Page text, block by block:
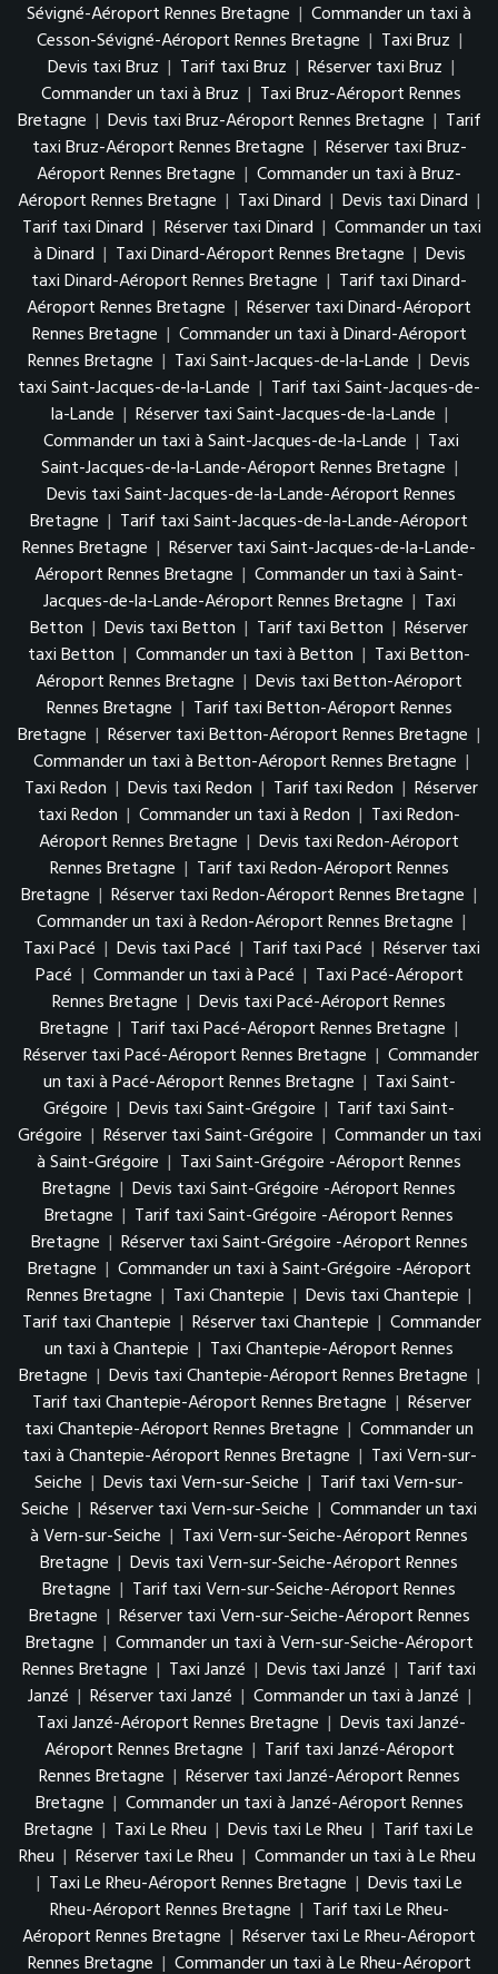
Sévigné-Aéroport Rennes Bretagne | Commander un taxi à
Cesson-Sévigné-Aéroport Rennes Bretagne | Taxi Bruz |
Devis taxi Bruz | Tarif taxi Bruz | Réserver taxi Bruz |
Commander un taxi à Bruz | Taxi Bruz-Aéroport Rennes
Bretagne | Devis taxi Bruz-Aéroport Rennes Bretagne | Tarif
taxi Bruz-Aéroport Rennes Bretagne | Réserver taxi Bruz-
Aéroport Rennes Bretagne | Commander un taxi à Bruz-
Aéroport Rennes Bretagne | Taxi Dinard | Devis taxi Dinard |
Tarif taxi Dinard | Réserver taxi Dinard | Commander un taxi
à Dinard | Taxi Dinard-Aéroport Rennes Bretagne | Devis
taxi Dinard-Aéroport Rennes Bretagne | Tarif taxi Dinard-
Aéroport Rennes Bretagne | Réserver taxi Dinard-Aéroport
Rennes Bretagne | Commander un taxi à Dinard-Aéroport
Rennes Bretagne | Taxi Saint-Jacques-de-la-Lande | Devis
taxi Saint-Jacques-de-la-Lande | Tarif taxi Saint-Jacques-de-
la-Lande | Réserver taxi Saint-Jacques-de-la-Lande |
Commander un taxi à Saint-Jacques-de-la-Lande | Taxi
Saint-Jacques-de-la-Lande-Aéroport Rennes Bretagne |
Devis taxi Saint-Jacques-de-la-Lande-Aéroport Rennes
Bretagne | Tarif taxi Saint-Jacques-de-la-Lande-Aéroport
Rennes Bretagne | Réserver taxi Saint-Jacques-de-la-Lande-
Aéroport Rennes Bretagne | Commander un taxi à Saint-
Jacques-de-la-Lande-Aéroport Rennes Bretagne | Taxi
Betton | Devis taxi Betton | Tarif taxi Betton | Réserver
taxi Betton | Commander un taxi à Betton | Taxi Betton-
Aéroport Rennes Bretagne | Devis taxi Betton-Aéroport
Rennes Bretagne | Tarif taxi Betton-Aéroport Rennes
Bretagne | Réserver taxi Betton-Aéroport Rennes Bretagne |
Commander un taxi à Betton-Aéroport Rennes Bretagne |
Taxi Redon | Devis taxi Redon | Tarif taxi Redon | Réserver
taxi Redon | Commander un taxi à Redon | Taxi Redon-
Aéroport Rennes Bretagne | Devis taxi Redon-Aéroport
Rennes Bretagne | Tarif taxi Redon-Aéroport Rennes
Bretagne | Réserver taxi Redon-Aéroport Rennes Bretagne |
Commander un taxi à Redon-Aéroport Rennes Bretagne |
Taxi Pacé | Devis taxi Pacé | Tarif taxi Pacé | Réserver taxi
Pacé | Commander un taxi à Pacé | Taxi Pacé-Aéroport
Rennes Bretagne | Devis taxi Pacé-Aéroport Rennes
Bretagne | Tarif taxi Pacé-Aéroport Rennes Bretagne |
Réserver taxi Pacé-Aéroport Rennes Bretagne | Commander
un taxi à Pacé-Aéroport Rennes Bretagne | Taxi Saint-
Grégoire | Devis taxi Saint-Grégoire | Tarif taxi Saint-
Grégoire | Réserver taxi Saint-Grégoire | Commander un taxi
à Saint-Grégoire | Taxi Saint-Grégoire -Aéroport Rennes
Bretagne | Devis taxi Saint-Grégoire -Aéroport Rennes
Bretagne | Tarif taxi Saint-Grégoire -Aéroport Rennes
Bretagne | Réserver taxi Saint-Grégoire -Aéroport Rennes
Bretagne | Commander un taxi à Saint-Grégoire -Aéroport
Rennes Bretagne | Taxi Chantepie | Devis taxi Chantepie |
Tarif taxi Chantepie | Réserver taxi Chantepie | Commander
un taxi à Chantepie | Taxi Chantepie-Aéroport Rennes
Bretagne | Devis taxi Chantepie-Aéroport Rennes Bretagne |
Tarif taxi Chantepie-Aéroport Rennes Bretagne | Réserver
taxi Chantepie-Aéroport Rennes Bretagne | Commander un
taxi à Chantepie-Aéroport Rennes Bretagne | Taxi Vern-sur-
Seiche | Devis taxi Vern-sur-Seiche | Tarif taxi Vern-sur-
Seiche | Réserver taxi Vern-sur-Seiche | Commander un taxi
à Vern-sur-Seiche | Taxi Vern-sur-Seiche-Aéroport Rennes
Bretagne | Devis taxi Vern-sur-Seiche-Aéroport Rennes
Bretagne | Tarif taxi Vern-sur-Seiche-Aéroport Rennes
Bretagne | Réserver taxi Vern-sur-Seiche-Aéroport Rennes
Bretagne | Commander un taxi à Vern-sur-Seiche-Aéroport
Rennes Bretagne | Taxi Janzé | Devis taxi Janzé | Tarif taxi
Janzé | Réserver taxi Janzé | Commander un taxi à Janzé |
Taxi Janzé-Aéroport Rennes Bretagne | Devis taxi Janzé-
Aéroport Rennes Bretagne | Tarif taxi Janzé-Aéroport
Rennes Bretagne | Réserver taxi Janzé-Aéroport Rennes
Bretagne | Commander un taxi à Janzé-Aéroport Rennes
Bretagne | Taxi Le Rheu | Devis taxi Le Rheu | Tarif taxi Le
Rheu | Réserver taxi Le Rheu | Commander un taxi à Le Rheu
| Taxi Le Rheu-Aéroport Rennes Bretagne | Devis taxi Le
Rheu-Aéroport Rennes Bretagne | Tarif taxi Le Rheu-
Aéroport Rennes Bretagne | Réserver taxi Le Rheu-Aéroport
Rennes Bretagne | Commander un taxi à Le Rheu-Aéroport